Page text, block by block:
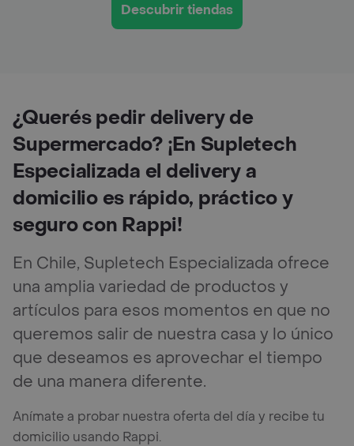
Descubrir tiendas
¿Querés pedir delivery de
Supermercado? ¡En Supletech
Especializada el delivery a
domicilio es rápido, práctico y
seguro con Rappi!
En Chile, Supletech Especializada ofrece
una amplia variedad de productos y
artículos para esos momentos en que no
queremos salir de nuestra casa y lo único
que deseamos es aprovechar el tiempo
de una manera diferente.
Anímate a probar nuestra oferta del día y recibe tu
domicilio usando Rappi.